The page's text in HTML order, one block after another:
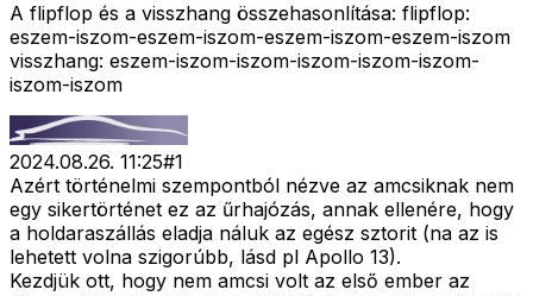
A flipflop és a visszhang összehasonlítása: flipflop:
eszem-iszom-eszem-iszom-eszem-iszom-eszem-iszom
visszhang: eszem-iszom-iszom-iszom-iszom-iszom-
iszom-iszom
2024.08.26. 11:25#1
Azért történelmi szempontból nézve az amcsiknak nem
egy sikertörténet ez az űrhajózás, annak ellenére, hogy
a holdaraszállás eladja náluk az egész sztorit (na az is
lehetett volna szigorúbb, lásd pl Apollo 13).
Kezdjük ott, hogy nem amcsi volt az első ember az